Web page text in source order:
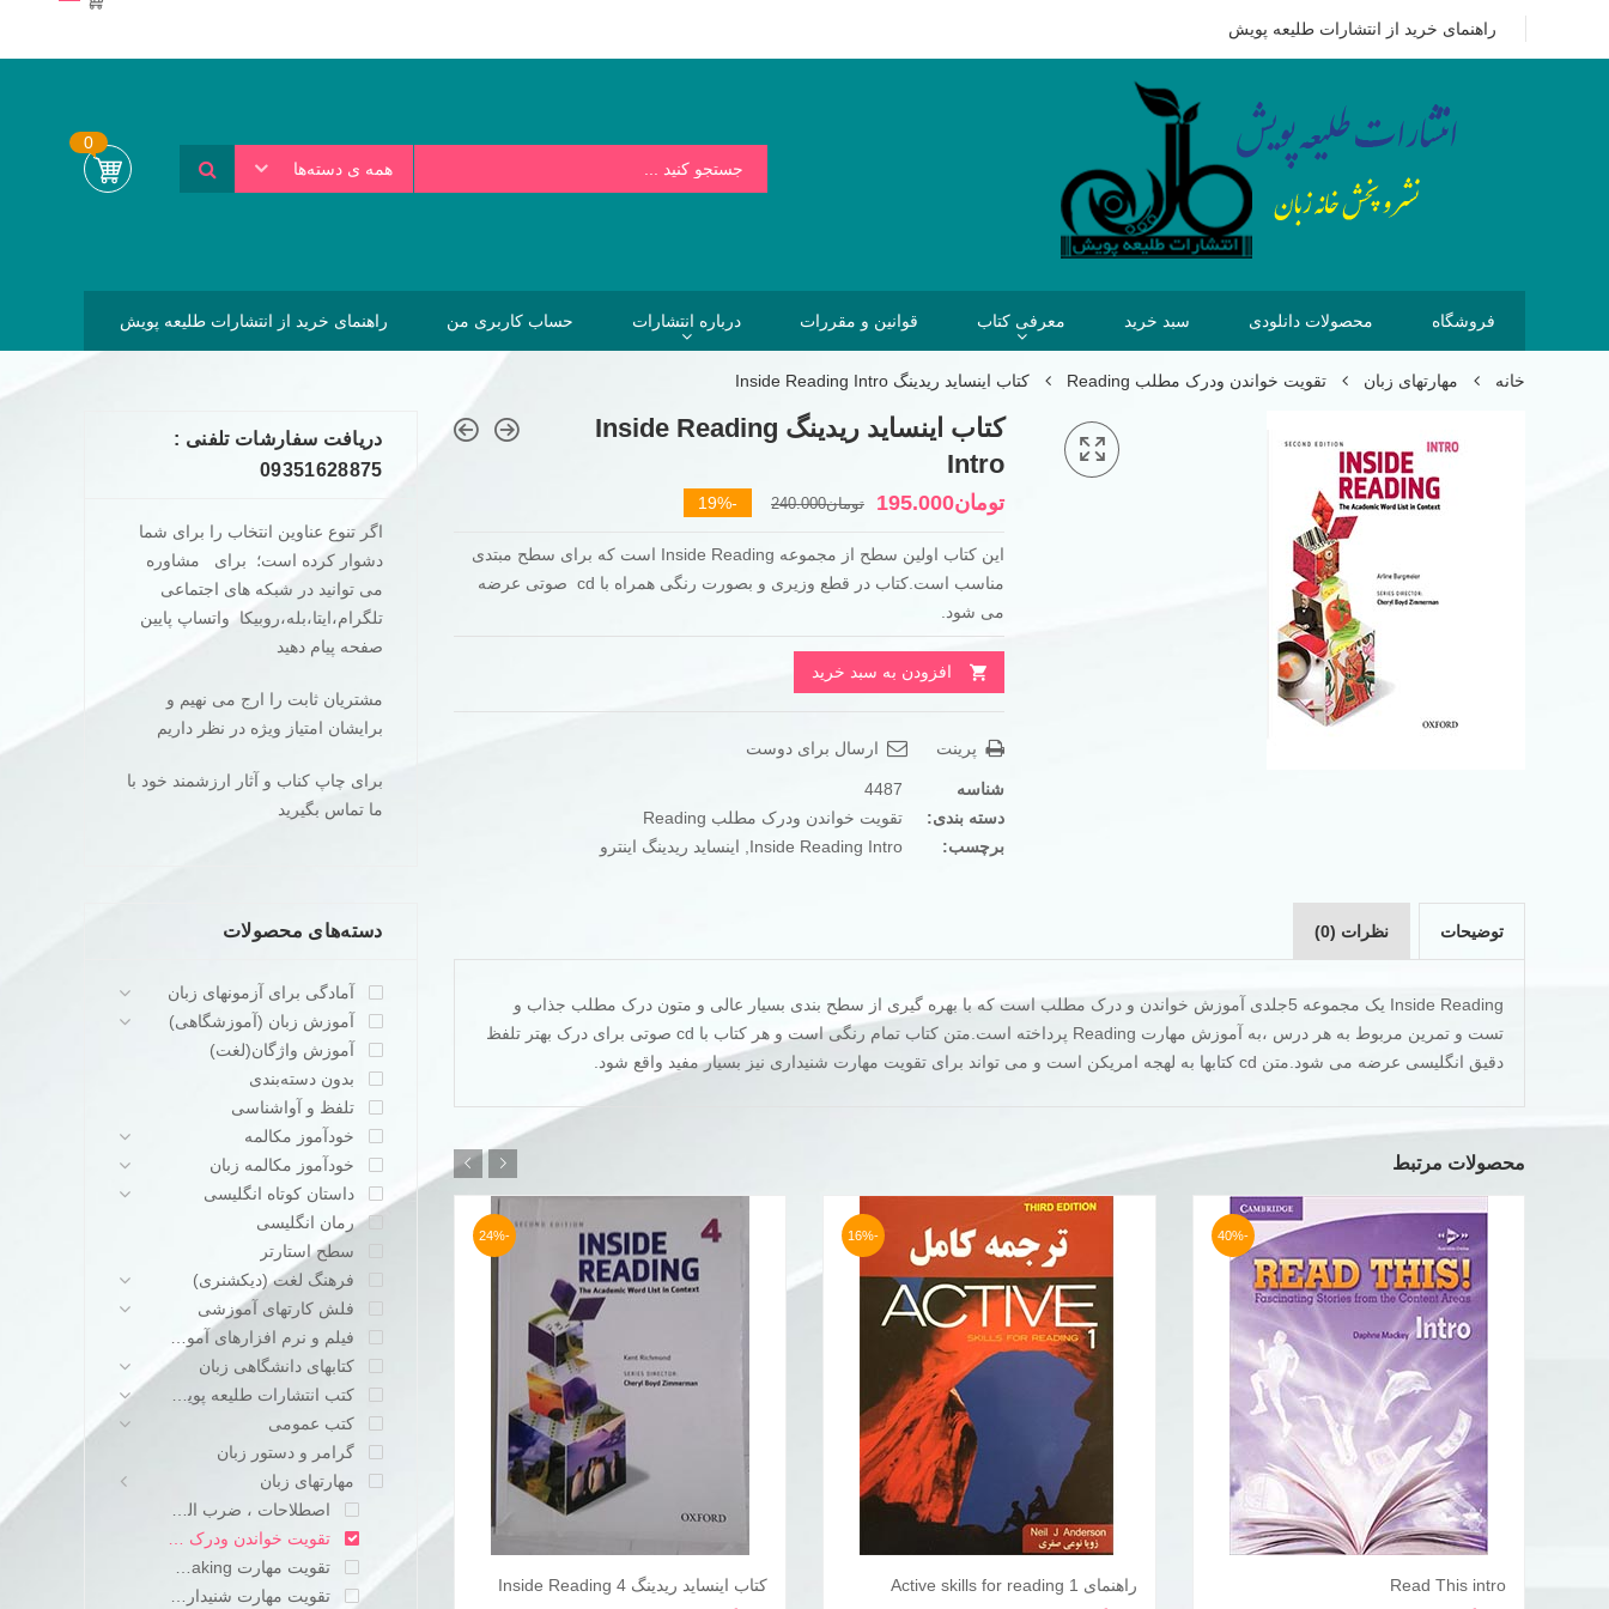
راهنمای خرید از انتشارات طلیعه پویش
09351628875 هزینه ای که امروز برای خرید کتاب می پردازیم بسیار کمتر از هزینه هایی است که فردا برای نخریدن کتاب خواهیم پرداخت.
همه ی دسته‌ها
0
فروشگاه محصولات دانلودی سبد خرید معرفی کتاب قوانین و مقررات درباره انتشارات حساب کاربری من راهنمای خرید از انتشارات طلیعه پویش
خانه مهارتهای زبان تقویت خواندن ودرک مطلب Reading کتاب اینساید ریدینگ Inside Reading Intro
کتاب اینساید ریدینگ Inside Reading
Intro
تومان240.000قیمت
تومان240.000
بود.
تومان195.000
قیمت
تومان195.000
است.
-19%
این کتاب اولین سطح از مجموعه Inside Reading است که برای سطح مبتدی
مناسب است.کتاب در قطع وزیری و بصورت رنگی همراه با cd صوتی عرضه
می شود.
افزودن به سبد خرید
پرینت ارسال برای دوست
شناسه
4487
دسته بندی:
تقویت خواندن ودرک مطلب Reading
برچسب:
Inside Reading Intro اینساید ریدینگ اینترو
توضیحات نظرات (0)
Inside Reading یک مجموعه 5جلدی آموزش خواندن و درک مطلب است که با بهره گیری از سطح بندی بسیار عالی و متون درک مطلب جذاب و
تست و تمرین مربوط به هر درس ،به آموزش مهارت Reading پرداخته است.متن کتاب تمام رنگی است و هر کتاب با cd صوتی برای درک بهتر تلفظ
دقیق انگلیسی عرضه می شود.متن cd کتابها به لهجه امریکن است و می تواند برای تقویت مهارت شنیداری نیز بسیار مفید واقع شود.
محصولات مرتبط
-40%
افزودن به سبد خریدRead This intro
-16%
افزودن به سبد خرید راهنمای Active skills for reading 1
-24%
افزودن به سبد خریدکتاب اینساید ریدینگ Inside Reading 4 افزودن به سبد خرید
دریافت سفارشات تلفنی :
09351628875
اگر تنوع عناوین انتخاب را برای شما
دشوار کرده است؛ برای مشاوره
می توانید در شبکه های اجتماعی
تلگرام،ایتا،بله،روبیکا واتساپ پایین
صفحه پیام دهید
مشتریان ثابت را ارج می نهیم و
برایشان امتیاز ویژه در نظر داریم
برای چاپ کناب و آثار ارزشمند خود با
ما تماس بگیرید
دسته‌های محصولات
آمادگی برای آزمونهای زبان
آموزش زبان (آموزشگاهی)
آموزش واژگان(لغت)
بدون دسته‌بندی
تلفظ و آواشناسی
خودآموز مکالمه
خودآموز مکالمه زبان
داستان کوتاه انگلیسی
رمان انگلیسی
سطح استارتر
فرهنگ لغت (دیکشنری)
فلش کارتهای آموزشی
فیلم و نرم افزارهای آموزشی
کتابهای دانشگاهی زبان
کتب انتشارات طلیعه پویش
کتب عمومی
گرامر و دستور زبان
مهارتهای زبان
اصطلاحات ، ضرب المثلها و عبارات عامیانه
تقویت خواندن ودرک مطلب Reading
تقویت مهارت speaking
تقویت مهارت شنیداری listening